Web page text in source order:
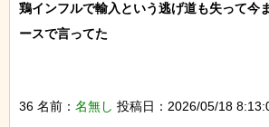
鶏インフルで輸入という逃げ道も失って今
ースで言ってた
36 名前： 名無し 投稿日：2026/05/18